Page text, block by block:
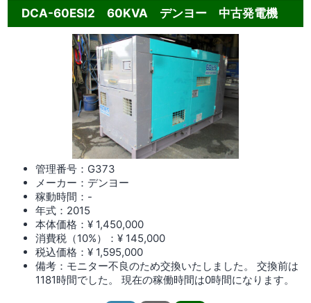
DCA-60ESI2 60KVA デンヨー 中古発電機
管理番号：G373
メーカー：デンヨー
稼動時間：-
年式：2015
本体価格：¥ 1,450,000
消費税（10%）：¥ 145,000
税込価格：¥ 1,595,000
備考：モニター不良のため交換いたしました。 交換前は
1181時間でした。 現在の稼働時間は0時間になります。